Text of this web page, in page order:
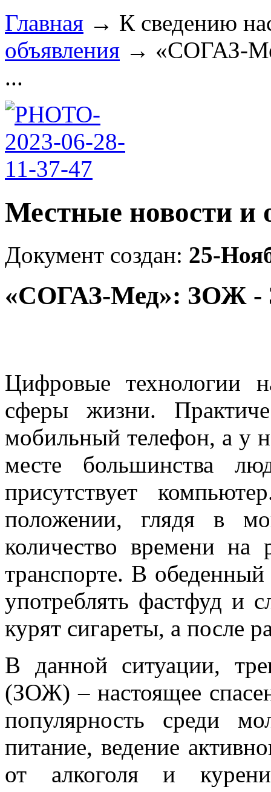
Главная → К сведению
объявления → «СОГАЗ-
...
Местные новости и
Документ создан: 25-
«СОГАЗ-Мед»: ЗОЖ -
Цифровые технологии
сферы жизни.
мобильный телефон, а у
месте большинства
присутствует
положении, глядя в
количество времени на
транспорте. В
употреблять фастфуд и
курят сигареты, а после
В данной ситуации,
(ЗОЖ) – настоящее
популярность среди
питание, ведение
от алкоголя и